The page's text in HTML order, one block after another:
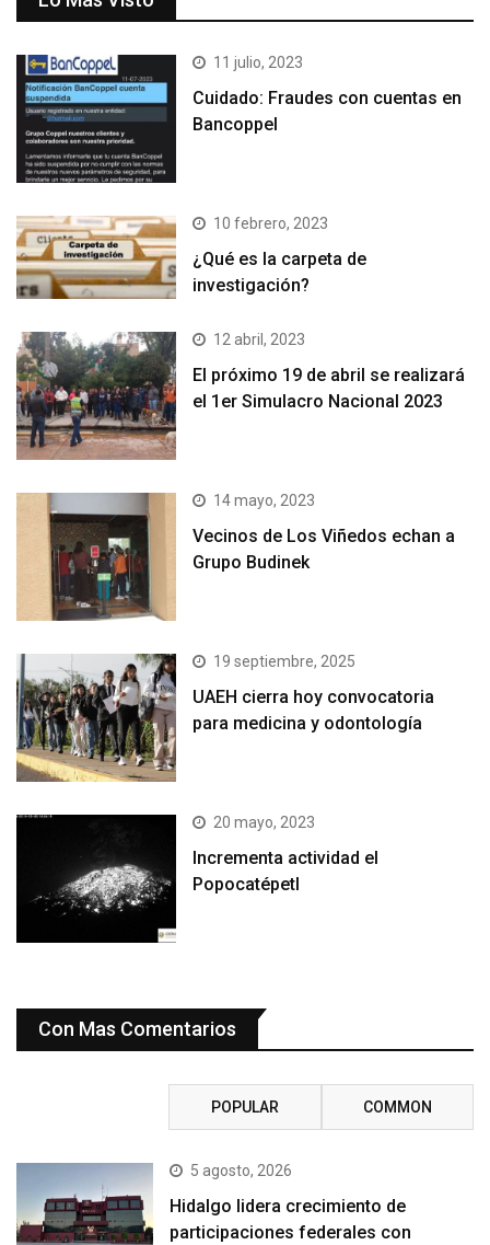
11 julio, 2023
Cuidado: Fraudes con cuentas en
Bancoppel
10 febrero, 2023
¿Qué es la carpeta de
investigación?
12 abril, 2023
El próximo 19 de abril se realizará
el 1er Simulacro Nacional 2023
14 mayo, 2023
Vecinos de Los Viñedos echan a
Grupo Budinek
19 septiembre, 2025
UAEH cierra hoy convocatoria
para medicina y odontología
20 mayo, 2023
Incrementa actividad el
Popocatépetl
Con Mas Comentarios
POPULAR COMMON
5 agosto, 2026
Hidalgo lidera crecimiento de
participaciones federales con